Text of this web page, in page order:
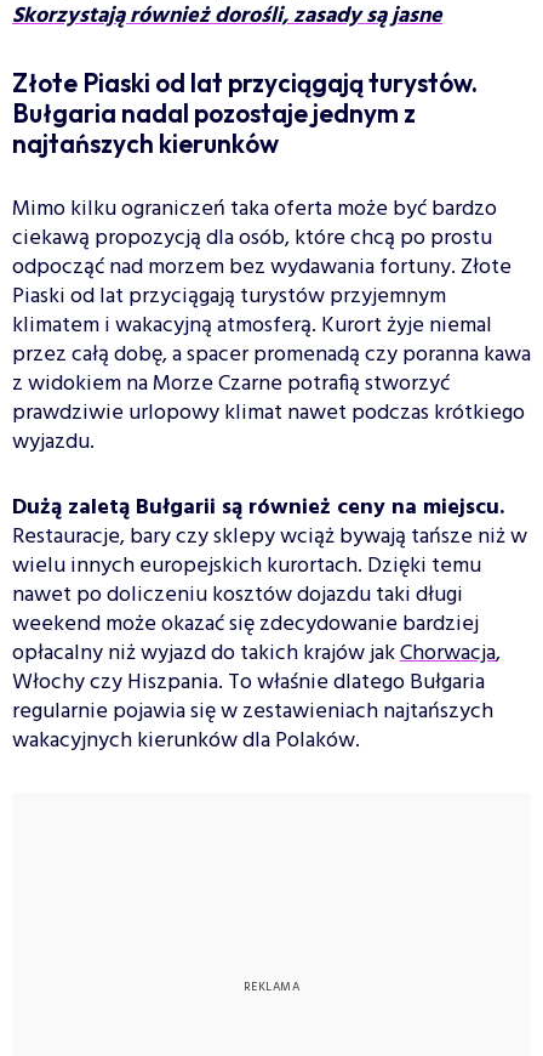
Skorzystają również dorośli, zasady są jasne
Złote Piaski od lat przyciągają turystów.
Bułgaria nadal pozostaje jednym z
najtańszych kierunków
Mimo kilku ograniczeń taka oferta może być bardzo
ciekawą propozycją dla osób, które chcą po prostu
odpocząć nad morzem bez wydawania fortuny. Złote
Piaski od lat przyciągają turystów przyjemnym
klimatem i wakacyjną atmosferą. Kurort żyje niemal
przez całą dobę, a spacer promenadą czy poranna kawa
z widokiem na Morze Czarne potrafią stworzyć
prawdziwie urlopowy klimat nawet podczas krótkiego
wyjazdu.
Dużą zaletą Bułgarii są również ceny na miejscu.
Restauracje, bary czy sklepy wciąż bywają tańsze niż w
wielu innych europejskich kurortach. Dzięki temu
nawet po doliczeniu kosztów dojazdu taki długi
weekend może okazać się zdecydowanie bardziej
opłacalny niż wyjazd do takich krajów jakChorwacja,
Włochy czy Hiszpania. To właśnie dlatego Bułgaria
regularnie pojawia się w zestawieniach najtańszych
wakacyjnych kierunków dla Polaków.